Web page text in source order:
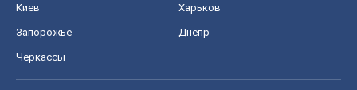
Киев Харьков
Запорожье Днепр
Черкассы